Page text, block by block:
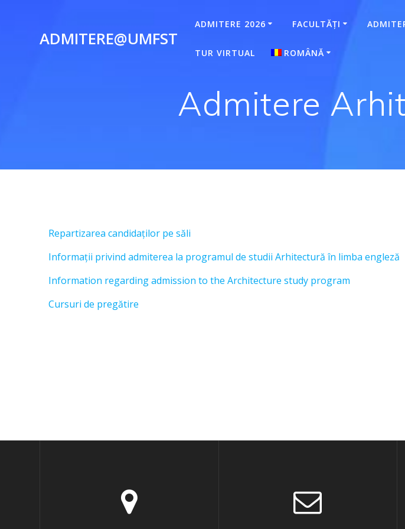
ADMITERE@UMFST
ADMITERE 2026 FACULTĂȚI
TUR VIRTUAL ROMÂNĂ
Admitere
Repartizarea candidaților pe săli
Informații privind admiterea la programul de studii Arhitectură în limba engleză
Information regarding admission to the Architecture study program
Cursuri de pregătire